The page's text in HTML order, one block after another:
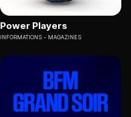
Power Players
INFORMATIONS MAGAZINES